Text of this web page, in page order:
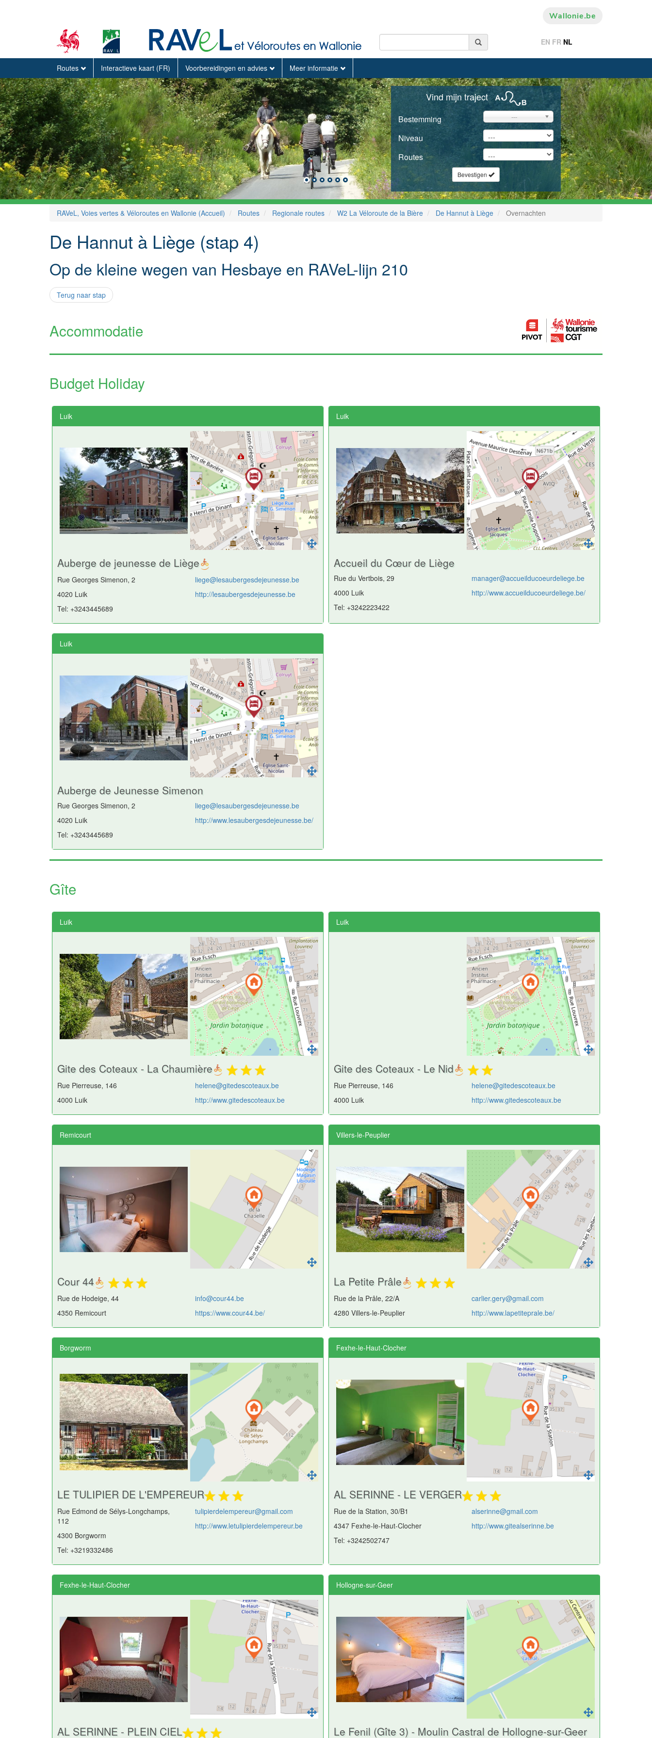
Wallonie.be
EN FR NL
Routes Interactieve kaart (FR) Voorbereidingen en advies Meer informatie
Vind mijn traject
Bestemming ---
Niveau
Routes
Bevestigen
RAVeL, Voies vertes & Véloroutes en Wallonie (Accueil) Routes Regionale routes W2 La Véloroute de la Bière De Hannut à Liège Overnachten
De Hannut à Liège (stap 4)
Op de kleine wegen van Hesbaye en RAVeL-lijn 210
Terug naar stap
Accommodatie
Budget Holiday
Luik
Auberge de jeunesse de Liège
Rue Georges Simenon, 2
4020 Luik
Tel: +3243445689
liege@lesaubergesdejeunesse.be
http://lesaubergesdejeunesse.be
Luik
Accueil du Cœur de Liège
Rue du Vertbois, 29
4000 Luik
Tel: +3242223422
manager@accueilducoeurdeliege.be
http://www.accueilducoeurdeliege.be/
Luik
Auberge de Jeunesse Simenon
Rue Georges Simenon, 2
4020 Luik
Tel: +3243445689
liege@lesaubergesdejeunesse.be
http://www.lesaubergesdejeunesse.be/
Gîte
Luik
Gite des Coteaux - La Chaumière
Rue Pierreuse, 146
4000 Luik
helene@gitedescoteaux.be
http://www.gitedescoteaux.be
Luik
Gite des Coteaux - Le Nid
Rue Pierreuse, 146
4000 Luik
helene@gitedescoteaux.be
http://www.gitedescoteaux.be
Remicourt
Cour 44
Rue de Hodeige, 44
4350 Remicourt
info@cour44.be
https://www.cour44.be/
Villers-le-Peuplier
La Petite Prâle
Rue de la Prâle, 22/A
4280 Villers-le-Peuplier
carlier.gery@gmail.com
http://www.lapetiteprale.be/
Borgworm
LE TULIPIER DE L'EMPEREUR
Rue Edmond de Sélys-Longchamps,
112
4300 Borgworm
Tel: +3219332486
tulipierdelempereur@gmail.com
http://www.letulipierdelempereur.be
Fexhe-le-Haut-Clocher
AL SERINNE - LE VERGER
Rue de la Station, 30/B1
4347 Fexhe-le-Haut-Clocher
Tel: +3242502747
alserinne@gmail.com
http://www.gitealserinne.be
Fexhe-le-Haut-Clocher
AL SERINNE - PLEIN CIEL
Hollogne-sur-Geer
Le Fenil (Gîte 3) - Moulin Castral de Hollogne-sur-Geer